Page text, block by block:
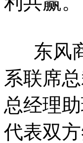
东风商
系联席
总经理
代表双方